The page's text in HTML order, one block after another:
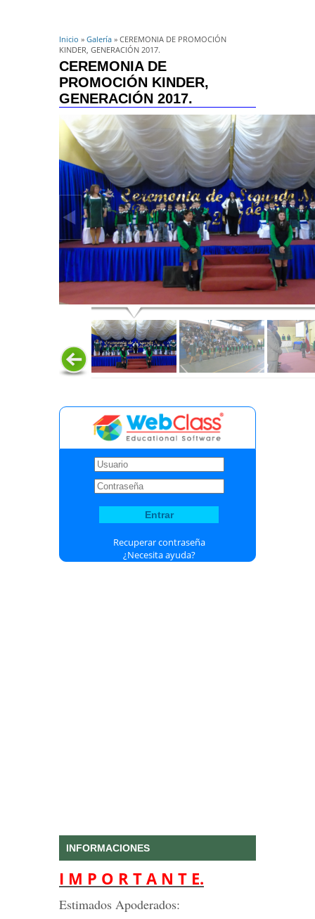
Inicio » Galería » CEREMONIA DE PROMOCIÓN
KINDER, GENERACIÓN 2017.
CEREMONIA DE
PROMOCIÓN KINDER,
GENERACIÓN 2017.
Recuperar contraseña
¿Necesita ayuda?
INFORMACIONES
I M P O R T A N T E.
Estimados Apoderados: